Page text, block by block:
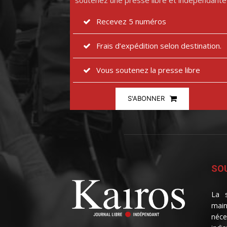
Recevez 5 numéros
Frais d’expédition selon destination.
Vous soutenez la presse libre
S'ABONNER
La